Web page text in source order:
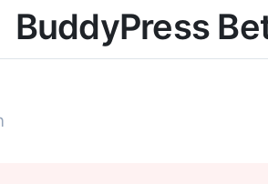
BuddyPress